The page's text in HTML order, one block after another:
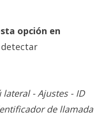
opción en
- Ajustes - ID
de llamada